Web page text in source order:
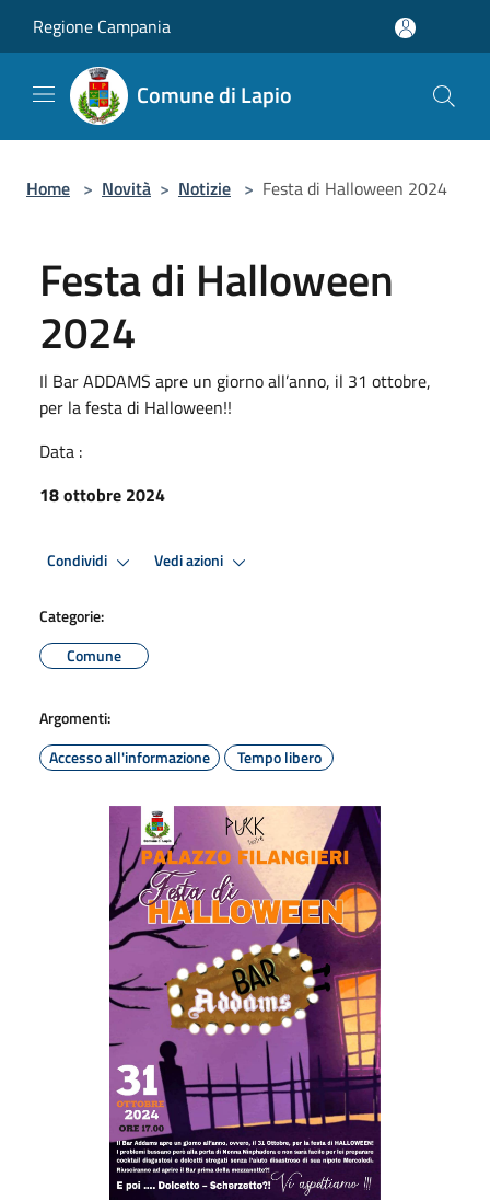
Regione Campania
Comune di Lapio
Home > Novità > Notizie > Festa di Halloween 2024
Festa di Halloween
2024
Il Bar ADDAMS apre un giorno all’anno, il 31 ottobre,
per la festa di Halloween!!
Data :
18 ottobre 2024
Condividi Vedi azioni
Categorie:
Comune
Argomenti:
Accesso all'informazione
Tempo libero